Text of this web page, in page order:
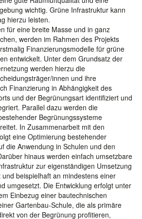
wichtig. Grüne Infrastruktur kann
hierzu leisten.
für eine breite Masse und in ganz
werden im Rahmen des Projekts
Finanzierungsmodelle für grüne
entwickelt. Unter dem Grundsatz der
werden hierzu die
innen und ihre
Finanzierung in Abhängigkeit des
und der Begrünungsart identifiziert und
Parallel dazu werden die
Begrünungssysteme
In Zusammenarbeit mit den
eine Optimierung bestehender
die Anwendung in Schulen und den
hinaus werden einfach umsetzbare
zur eigenständigen Umsetzung
beispielhaft an mindestens einer
umgesetzt. Die Entwicklung erfolgt unter
Einbezug einer bautechnischen
Gartenbau-Schule, die als primäre
von der Begrünung profitieren,